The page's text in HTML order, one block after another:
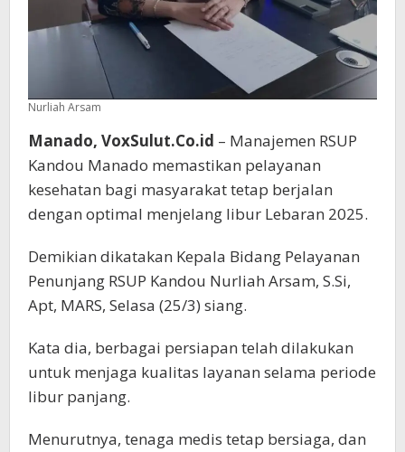
Nurliah Arsam
Manado, VoxSulut.Co.id – Manajemen RSUP
Kandou Manado memastikan pelayanan
kesehatan bagi masyarakat tetap berjalan
dengan optimal menjelang libur Lebaran 2025.
Demikian dikatakan Kepala Bidang Pelayanan
Penunjang RSUP Kandou Nurliah Arsam, S.Si,
Apt, MARS, Selasa (25/3) siang.
Kata dia, berbagai persiapan telah dilakukan
untuk menjaga kualitas layanan selama periode
libur panjang.
Menurutnya, tenaga medis tetap bersiaga, dan